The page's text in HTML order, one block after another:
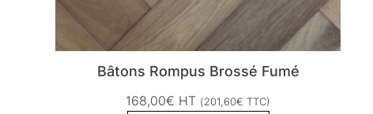
Bâtons Rompus Brossé Fumé
168,00€ HT (201,60€ TTC)